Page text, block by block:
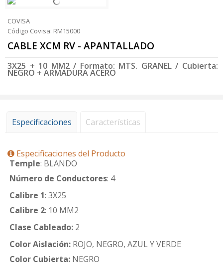
COVISA
Código Covisa: RM15000
CABLE XCM RV - APANTALLADO
3X25 + 10 MM2 / Formato: MTS. GRANEL / Cubierta:
NEGRO + ARMADURA ACERO
Especificaciones Características
Especificaciones del Producto
Temple: BLANDO
Número de Conductores: 4
Calibre 1: 3X25
Calibre 2: 10 MM2
Clase Cableado: 2
Color Aislación: ROJO, NEGRO, AZUL Y VERDE
Color Cubierta: NEGRO